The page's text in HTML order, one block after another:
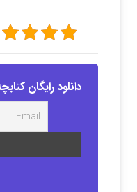
دانلود رایگان